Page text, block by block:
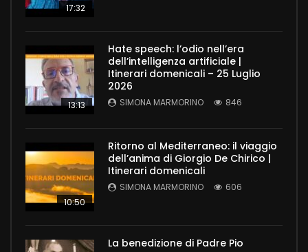
17:32
13:13
Hate speech: l’odio nell’era
dell’intelligenza artificiale |
Itinerari domenicali – 25 Luglio
2026
SIMONA MARMORINO 846
10:50
Ritorno al Mediterraneo: il viaggio
dell’anima di Giorgio De Chirico |
Itinerari domenicali
SIMONA MARMORINO 606
La benedizione di Padre Pio